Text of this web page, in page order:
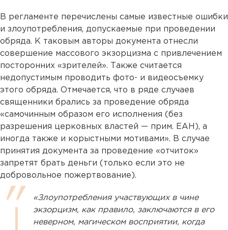
В регламенте перечислены самые известные ошибки
и злоупотребления, допускаемые при проведении
обряда. К таковым авторы документа отнесли
совершение массового экзорцизма с привлечением
посторонних «зрителей». Также считается
недопустимым проводить фото- и видеосъемку
этого обряда. Отмечается, что в ряде случаев
священники брались за проведение обряда
«самочинным образом его исполнения (без
разрешения церковных властей — прим. ЕАН), а
иногда также и корыстными мотивами». В случае
принятия документа за проведение «отчиток»
запретят брать деньги (только если это не
добровольное пожертвование).
«Злоупотребления участвующих в чине
экзорцизм, как правило, заключаются в его
неверном, магическом восприятии, когда